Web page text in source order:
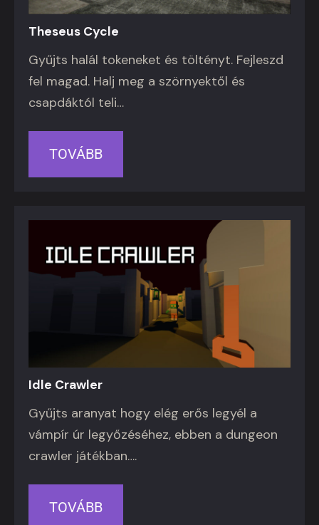
Theseus Cycle
Gyűjts halál tokeneket és töltényt. Fejleszd
fel magad. Halj meg a szörnyektől és
csapdáktól teli…
TOVÁBB
Idle Crawler
Gyűjts aranyat hogy elég erős legyél a
vámpír úr legyőzéséhez, ebben a dungeon
crawler játékban….
TOVÁBB